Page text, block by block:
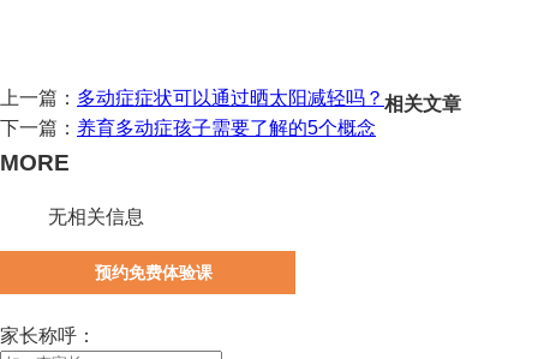
上一篇： 多动症症状可以通过晒太阳减轻吗？
下一篇： 养育多动症孩子需要了解的5个概念
相关文章
MORE
无相关信息
预约免费体验课
家长称呼：